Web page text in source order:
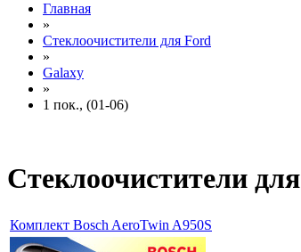
Главная
»
Стеклоочистители для Ford
»
Galaxy
»
1 пок., (01-06)
Стеклоочистители для
Комплект Bosch AeroTwin A950S